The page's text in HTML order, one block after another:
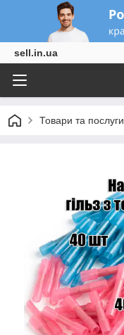
sell.in.ua
Товари та послуги